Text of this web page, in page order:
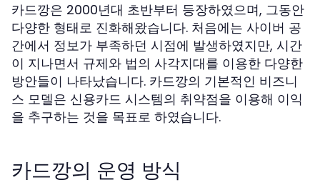
카드깡은 2000년대 초반부터 등장하였으며, 그동안
다양한 형태로 진화해왔습니다. 처음에는 사이버 공
간에서 정보가 부족하던 시점에 발생하였지만, 시간
이 지나면서 규제와 법의 사각지대를 이용한 다양한
방안들이 나타났습니다. 카드깡의 기본적인 비즈니
스 모델은 신용카드 시스템의 취약점을 이용해 이익
을 추구하는 것을 목표로 하였습니다.
카드깡의 운영 방식